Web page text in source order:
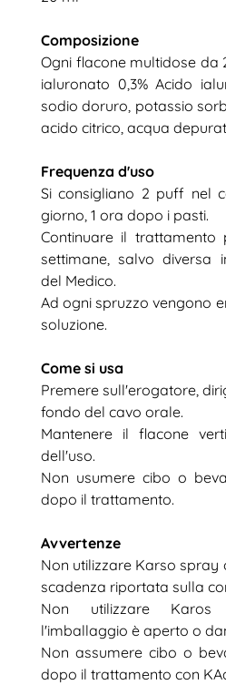
Composizione
Ogni flacone multidose da
ialuronato 0,3% Acido
sodio doruro, potassio
acido citrico, acqua
Frequenza d'uso
Si consigliano 2 puff nel
giorno, 1 ora dopo i pasti.
Continuare il
settimane, salvo diversa
del Medico.
Ad ogni spruzzo vengono
soluzione.
Come si usa
Premere sull'erogatore,
fondo del cavo orale.
Mantenere il flacone
dell'uso.
Non usumere cibo o
dopo il trattamento.
Avvertenze
Non utilizzare Karso
scadenza riportata sulla
Non utilizzare
l'imballaggio è aperto o
Non assumere cibo o
dopo il trattamento con